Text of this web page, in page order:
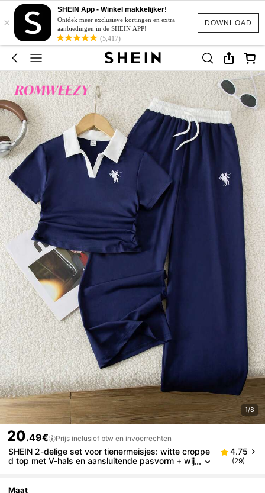
DOWNLOAD
×
SHEIN App - Winkel makkelijker!
Ontdek meer exclusieve kortingen en extra
aanbiedingen in de SHEIN APP!
(5,417)
1/8
20.49€ Prijs inclusief btw en invoerrechten
SHEIN 2-delige set voor tienermeisjes: witte croppe
d top met V-hals en aansluitende pasvorm + wij
set
4.75
(29)
Maat